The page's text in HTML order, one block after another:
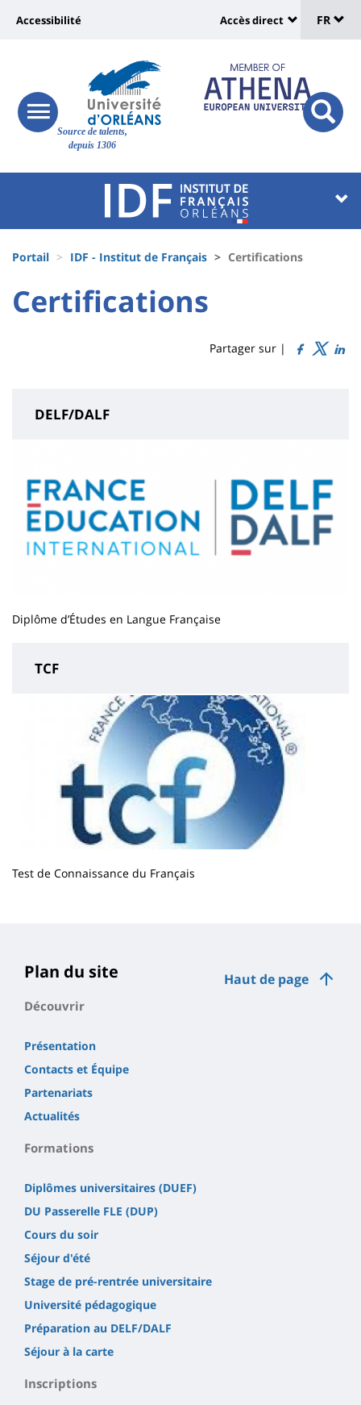
Site
Source de talents,
depuis 1306
Université
Recherche
responsive
menu
button
Université
vers
page
accessibilité
Accessibilité
:
Shortcut
links
Accès direct
de
FR
Université
Block
liste
des
composantes
d'Ariane
Portail IDF - Institut de Français Certifications
University
University
Titre
Certifications
Partager sur |
DELF/DALF
Diplôme d’Études en Langue Française
TCF
Test de Connaissance du Français
page
principale
Haut de page
Plan du site
Découvrir
Présentation
Contacts et Équipe
Partenariats
Actualités
Formations
Diplômes universitaires (DUEF)
DU Passerelle FLE (DUP)
Cours du soir
Séjour d'été
Stage de pré-rentrée universitaire
Université pédagogique
Préparation au DELF/DALF
Séjour à la carte
Inscriptions